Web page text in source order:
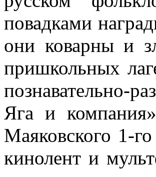
повадками
они коварны и
пришкольных
познавательно-
Яга и
Маяковского 1-
кинолент и